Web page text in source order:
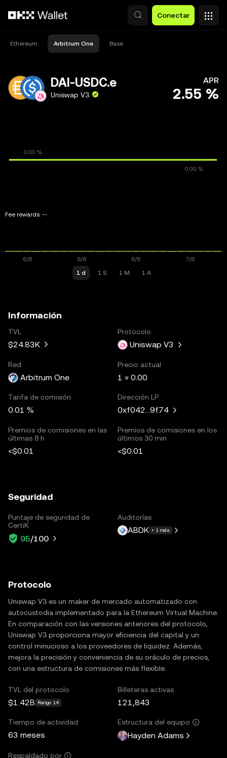
Conectar
Ethereum Arbitrum One Base
DAI-USDC.e
Uniswap V3
APR
2.55 %
Fee rewards: --
1 d 1 S 1 M 1 A
Información
TVL
$24.83K
Protocolo
Uniswap V3
Red
Arbitrum One
Precio actual
1 ≈ 0.00
Tarifa de comisión
0.01 %
Dirección LP
0xf042...9f74
Premios de comisiones en las
últimas 8 h
<$0.01
Premios de comisiones en los
últimos 30 min
<$0.01
Seguridad
Puntaje de seguridad de
CertiK
95/100
Auditorías
ABDK + 1 más
Protocolo
Uniswap V3 es un maker de mercado automatizado con
autocustodia implementado para la Ethereum Virtual Machine.
En comparación con las versiones anteriores del protocolo,
Uniswap V3 proporciona mayor eficiencia del capital y un
control minucioso a los proveedores de liquidez. Además,
mejora la precisión y conveniencia de su oráculo de precios,
con una estructura de comisiones más flexible.
TVL del protocolo
$1.42B Rango 14
Billeteras activas
121,843
Tiempo de actividad
63 meses
Estructura del equipo
Hayden Adams
Respaldado por